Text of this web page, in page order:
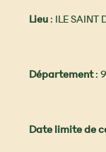
Lieu: ILE SAINT
Département:
Date limite de